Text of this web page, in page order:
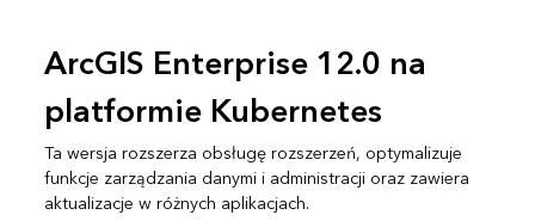
ArcGIS Enterprise 12.0 na
platformie Kubernetes
Ta wersja rozszerza obsługę rozszerzeń, optymalizuje
funkcje zarządzania danymi i administracji oraz zawiera
aktualizacje w różnych aplikacjach.